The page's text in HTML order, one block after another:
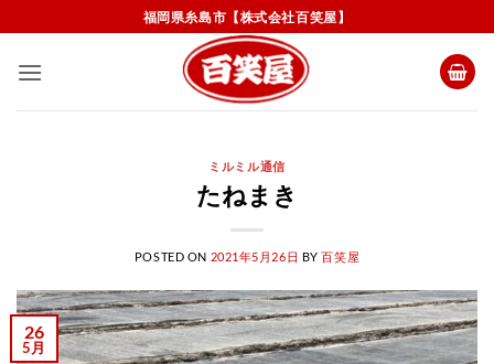
to
content
福岡県糸島市【株式会社百笑屋】
ミルミル通信
たねまき
POSTED ON 2021年5月26日 BY百笑屋
26
5月